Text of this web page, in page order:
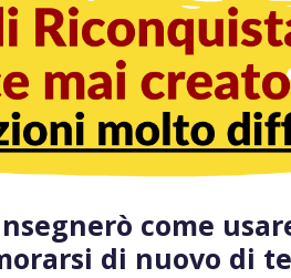
come
di nuovo di